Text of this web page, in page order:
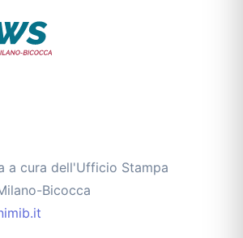
a cura dell'Ufficio Stampa
Bicocca